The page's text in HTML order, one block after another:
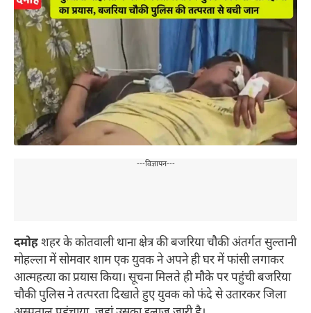
---विज्ञापन---
दमोहशहर के कोतवाली थाना क्षेत्र की बजरिया चौकी अंतर्गत सुल्तानी
मोहल्ला में सोमवार शाम एक युवक ने अपने ही घर में फांसी लगाकर
आत्महत्या का प्रयास किया। सूचना मिलते ही मौके पर पहुंची बजरिया
चौकी पुलिस ने तत्परता दिखाते हुए युवक को फंदे से उतारकर जिला